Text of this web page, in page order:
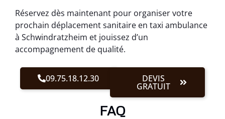
Réservez dès maintenant pour organiser votre
prochain déplacement sanitaire en taxi ambulance
à Schwindratzheim et jouissez d’un
accompagnement de qualité.
09.75.18.12.30 DEVIS
GRATUIT
FAQ